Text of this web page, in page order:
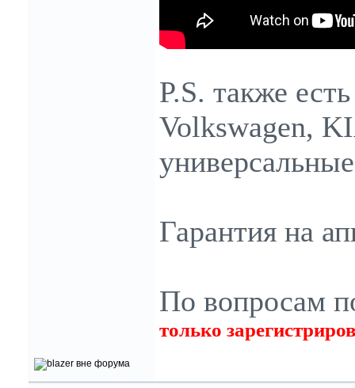
P.S. также
Volkswagen,
Гарантия на
По вопросам
только